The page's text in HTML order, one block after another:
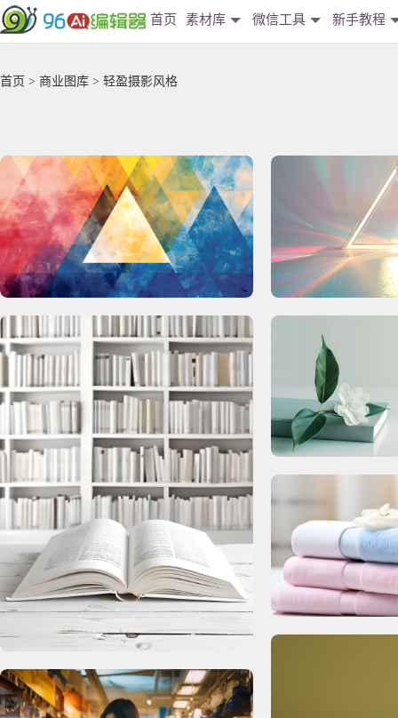
首页 素材库 微信工具 新手教程
首页 > 商业图库 > 轻盈摄影风格